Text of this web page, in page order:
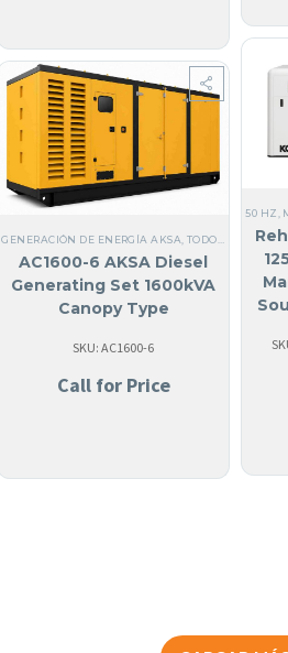
50 HZ,
GENERACIÓN DE ENERGÍA AKSA TODOS LOS GENERADORES
AC1600-6 AKSA Diesel
Generating Set 1600kVA
Canopy Type
SKU: AC1600-6
Call for Price
SI, HECHO EN USA ,MARINOS, ACERO